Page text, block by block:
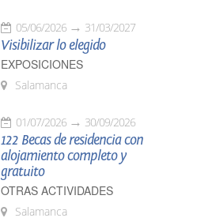
05/06/2026 31/03/2027
Visibilizar lo elegido
EXPOSICIONES
Salamanca
01/07/2026 30/09/2026
122 Becas de residencia con
alojamiento completo y
gratuito
OTRAS ACTIVIDADES
Salamanca